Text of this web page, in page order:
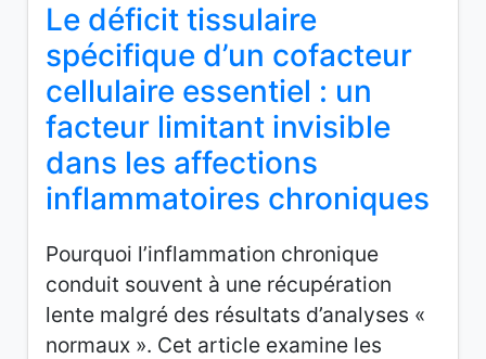
Le déficit tissulaire
spécifique d’un cofacteur
cellulaire essentiel : un
facteur limitant invisible
dans les affections
inflammatoires chroniques
Pourquoi l’inflammation chronique
conduit souvent à une récupération
lente malgré des résultats d’analyses «
normaux ». Cet article examine les